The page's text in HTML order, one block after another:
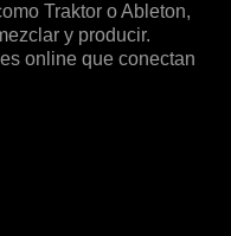
Traktor o Ableton,
y producir.
online que conectan